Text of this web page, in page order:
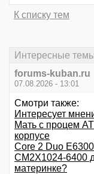
К списку тем
Интересные
forums-kuban.ru
07.08.2026 - 13:01
Смотри также:
Интересует
Мать с процем
корпусе
Core 2 Duo
CM2X1024-6400
материнке?